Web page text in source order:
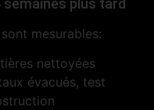
plus tard
mesurables:
nettoyées
évacués, test